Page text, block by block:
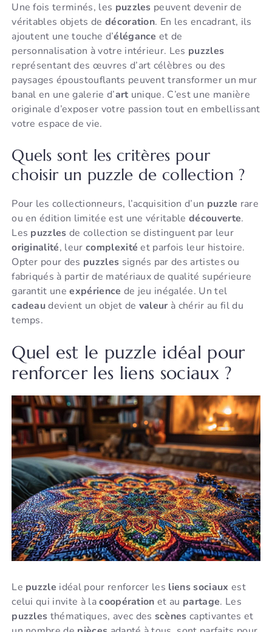
Une fois terminés, les puzzles peuvent devenir de
véritables objets de décoration. En les encadrant, ils
ajoutent une touche d’élégance et de
personnalisation à votre intérieur. Les puzzles
représentant des œuvres d’art célèbres ou des
paysages époustouflants peuvent transformer un mur
banal en une galerie d’art unique. C’est une manière
originale d’exposer votre passion tout en embellissant
votre espace de vie.
Quels sont les critères pour
choisir un puzzle de collection ?
Pour les collectionneurs, l’acquisition d’un puzzle rare
ou en édition limitée est une véritable découverte.
Les puzzles de collection se distinguent par leur
originalité, leur complexité et parfois leur histoire.
Opter pour des puzzles signés par des artistes ou
fabriqués à partir de matériaux de qualité supérieure
garantit uneexpérience de jeu inégalée. Un tel
cadeaudevient un objet de valeur à chérir au fil du
temps.
Quel est le puzzle idéal pour
renforcer les liens sociaux ?
Le puzzle idéal pour renforcer les liens sociaux est
celui qui invite à lacoopération et au partage. Les
puzzles thématiques, avec des scènes captivantes et